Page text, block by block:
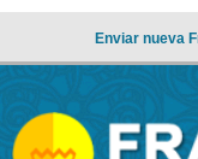
Enviar nueva